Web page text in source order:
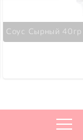
Соус Сырный 40гр